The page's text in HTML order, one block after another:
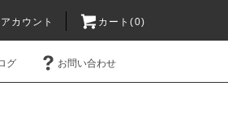
アカウント カート(0)
グ お問い合わせ